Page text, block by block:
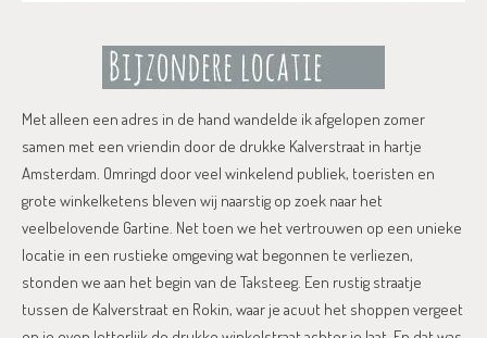
Met alleen een adres in de hand wandelde ik afgelopen zomer
samen met een vriendin door de drukke Kalverstraat in hartje
Amsterdam. Omringd door veel winkelend publiek, toeristen en
grote winkelketens bleven wij naarstig op zoek naar het
veelbelovende Gartine. Net toen we het vertrouwen op een unieke
locatie in een rustieke omgeving wat begonnen te verliezen,
stonden we aan het begin van de Taksteeg. Een rustig straatje
tussen de Kalverstraat en Rokin, waar je acuut het shoppen vergeet